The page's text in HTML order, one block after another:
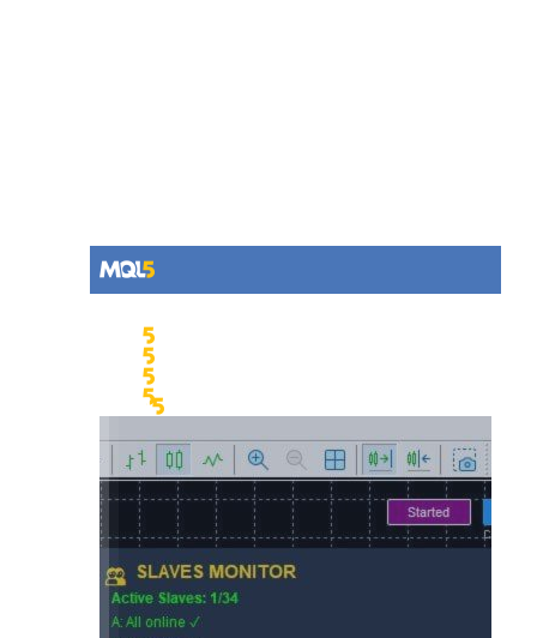
เครื่อง
เอกสาร
MT5
ถึง
MT5 –
https://www.mql5.com/en/market /product/157869
คุณสามารถชมวิดีโอสาธิตเครื่องถ่ายเอกสารนี้ได้ที่นี่:
https://youtu.be/Xrkp40xgtwA?si=CENGV_25Kx_-
TkY
เครื่องถ่ายเอกสารการค้า MT5 ถึง MT5 รองรับการ
กำหนดค่าหลายต้นแบบและหลายทาสอย่างสมบูรณ์